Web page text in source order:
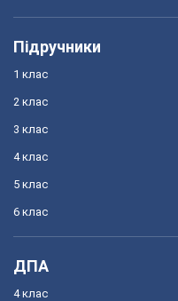
Підручники
1 клас
2 клас
3 клас
4 клас
5 клас
6 клас
ДПА
4 клас